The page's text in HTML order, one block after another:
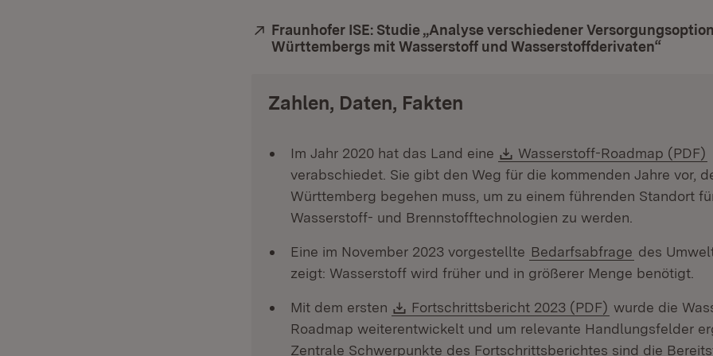
Extern:
Fraunhofer ISE: Studie „Analyse verschiedener
Württembergs mit Wasserstoff und Wasserstoffderivaten“
Zahlen, Daten, Fakten
Im Jahr 2020 hat das Land eine Download:
Wasserstoff-Roadmap (PDF)
verabschiedet. Sie gibt den Weg für die kommenden Jahre vor,
Württemberg begehen muss, um zu einem führenden Standort
Wasserstoff- und Brennstofftechnologien zu werden.
Eine im November 2023 vorgestellte Bedarfsabfrage des
zeigt: Wasserstoff wird früher und in größerer Menge benötigt.
Mit dem ersten Download:
Fortschrittsbericht 2023 (PDF) (Öffnet in
wurde die
Roadmap weiterentwickelt und um relevante Handlungsfelder
Zentrale Schwerpunkte des Fortschrittsberichtes sind die